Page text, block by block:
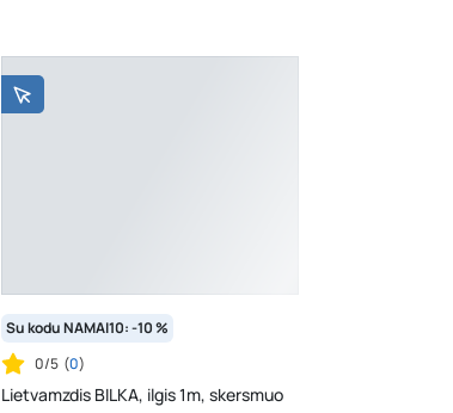
Su kodu NAMAI10: -10 %
0/5 (0)
Lietvamzdis BILKA, ilgis 1m, skersmuo